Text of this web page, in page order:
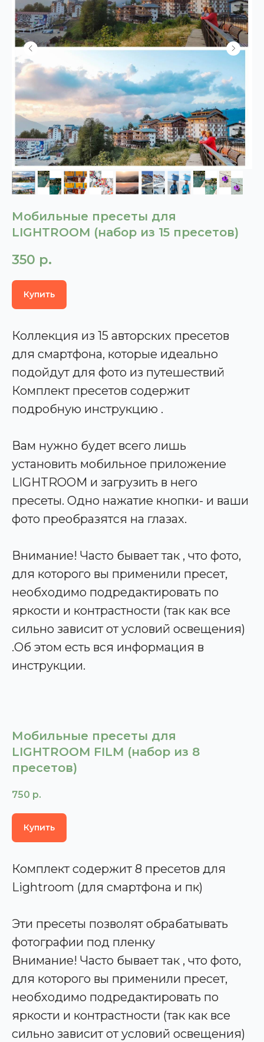
Мобильные пресеты для
LIGHTROOM (набор из 15 пресетов)
350 р.
Купить
Коллекция из 15 авторских пресетов
для смартфона, которые идеально
подойдут для фото из путешествий
Комплект пресетов содержит
подробную инструкцию .
Вам нужно будет всего лишь
установить мобильное приложение
LIGHTROOM и загрузить в него
пресеты. Одно нажатие кнопки- и ваши
фото преобразятся на глазах.
Внимание! Часто бывает так , что фото,
для которого вы применили пресет,
необходимо подредактировать по
яркости и контрастности (так как все
сильно зависит от условий освещения)
.Об этом есть вся информация в
инструкции.
Мобильные пресеты для
LIGHTROOM FILM (набор из 8
пресетов)
750 р.
Купить
Комплект содержит 8 пресетов для
Lightroom (для смартфона и пк)
Эти пресеты позволят обрабатывать
фотографии под пленку
Внимание! Часто бывает так , что фото,
для которого вы применили пресет,
необходимо подредактировать по
яркости и контрастности (так как все
сильно зависит от условий освещения)